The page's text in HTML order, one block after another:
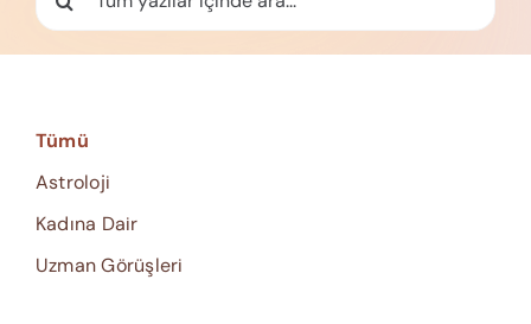
Tümü
Astroloji
Kadına Dair
Uzman Görüşleri